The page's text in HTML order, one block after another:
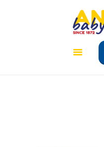
ANDRÉ
Le tout
ACCUEIL